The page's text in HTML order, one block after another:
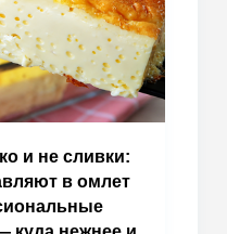
и не сливки:
в омлет